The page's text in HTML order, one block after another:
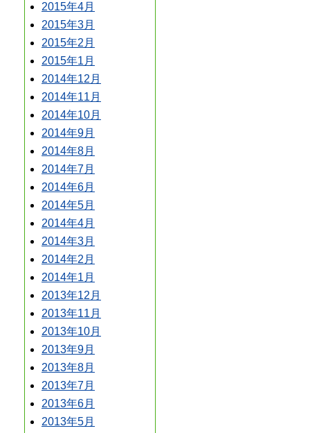
2015年4月
2015年3月
2015年2月
2015年1月
2014年12月
2014年11月
2014年10月
2014年9月
2014年8月
2014年7月
2014年6月
2014年5月
2014年4月
2014年3月
2014年2月
2014年1月
2013年12月
2013年11月
2013年10月
2013年9月
2013年8月
2013年7月
2013年6月
2013年5月